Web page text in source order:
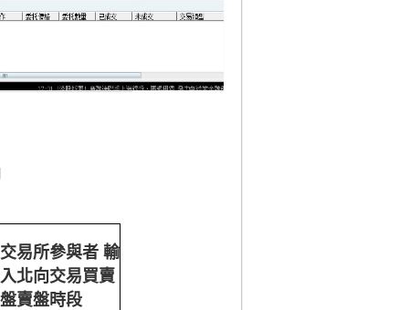
交易所參與者 輸
入北向交易買賣
盤賣盤時段